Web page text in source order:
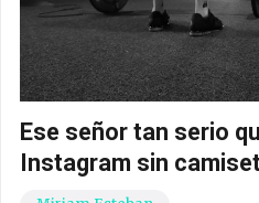
Ese señor tan serio
Instagram sin